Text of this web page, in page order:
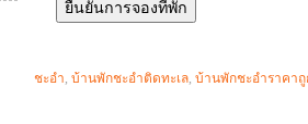
ชะอำ บ้านพักชะอำติดทะเล บ้านพักชะอำราคาถู